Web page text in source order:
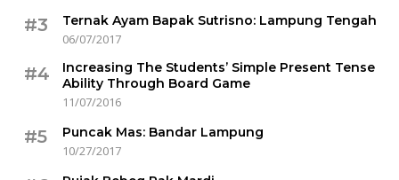
#3
Ternak Ayam Bapak Sutrisno: Lampung Tengah
06/07/2017
#4
Increasing The Students’ Simple Present Tense
Ability Through Board Game
11/07/2016
#5
Puncak Mas: Bandar Lampung
10/27/2017